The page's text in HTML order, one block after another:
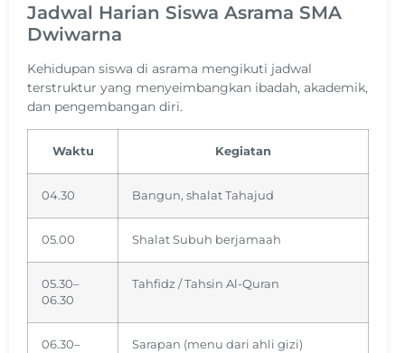
Jadwal Harian Siswa Asrama SMA
Dwiwarna
Kehidupan siswa di asrama mengikuti jadwal
terstruktur yang menyeimbangkan ibadah, akademik,
dan pengembangan diri.
Waktu Kegiatan
04.30 Bangun, shalat Tahajud
05.00 Shalat Subuh berjamaah
05.30–
06.30
Tahfidz / Tahsin Al-Quran
06.30–
Sarapan (menu dari ahli gizi)